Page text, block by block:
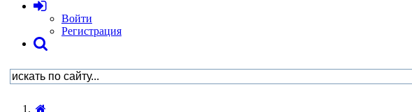
Войти
Регистрация